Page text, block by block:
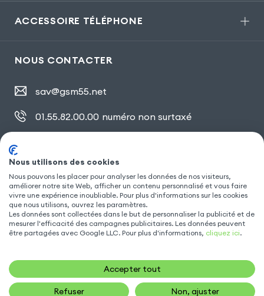
ACCESSOIRE TÉLÉPHONE
NOUS CONTACTER
sav@gsm55.net
01.55.82.00.00 numéro non surtaxé
SUIVEZ NOUS
Nous utilisons des cookies
Nous pouvons les placer pour analyser les données de nos visiteurs,
améliorer notre site Web, afficher un contenu personnalisé et vous faire
vivre une expérience inoubliable. Pour plus d'informations sur les cookies
que nous utilisons, ouvrez les paramètres.
Les données sont collectées dans le but de personnaliser la publicité et de
mesurer l'efficacité des campagnes publicitaires. Les données peuvent
être partagées avec Google LLC. Pour plus d'informations, cliquez ici.
Accepter tout
Refuser Non, ajuster